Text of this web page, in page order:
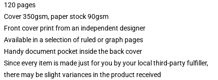
120 pages
Cover 350gsm, paper stock 90gsm
Front cover print from an independent designer
Available in a selection of ruled or graph pages
Handy document pocket inside the back cover
Since every item is made just for you by your local third-party fulfiller,
there may be slight variances in the product received